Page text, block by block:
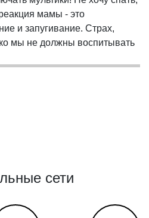
мамы - это
и запугивание. Страх,
мы не должны воспитывать
сети